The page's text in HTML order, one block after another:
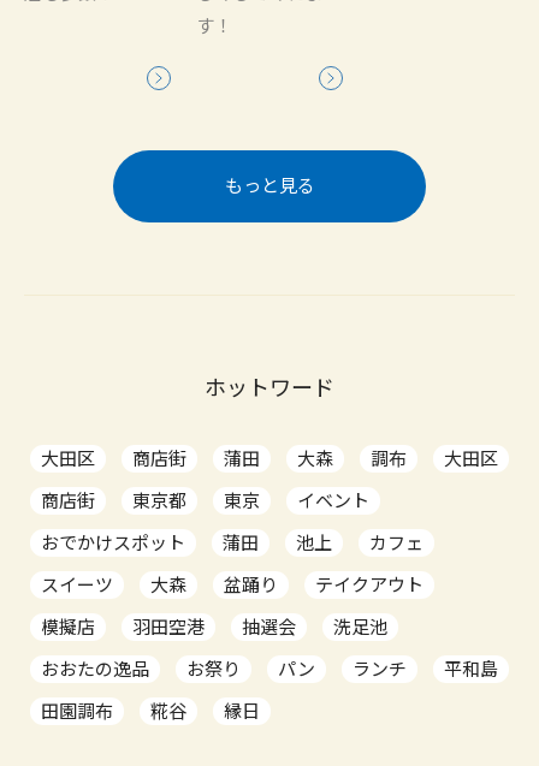
す！
もっと見る
ホットワード
大田区 商店街 蒲田 大森 調布
大田区
商店街
東京都 東京
イベント
おでかけスポット
蒲田 池上
カフェ
スイーツ
大森 盆踊り
テイクアウト
模擬店
羽田空港 抽選会
洗足池
おおたの逸品
お祭り パン ランチ
平和島
田園調布
糀谷 縁日